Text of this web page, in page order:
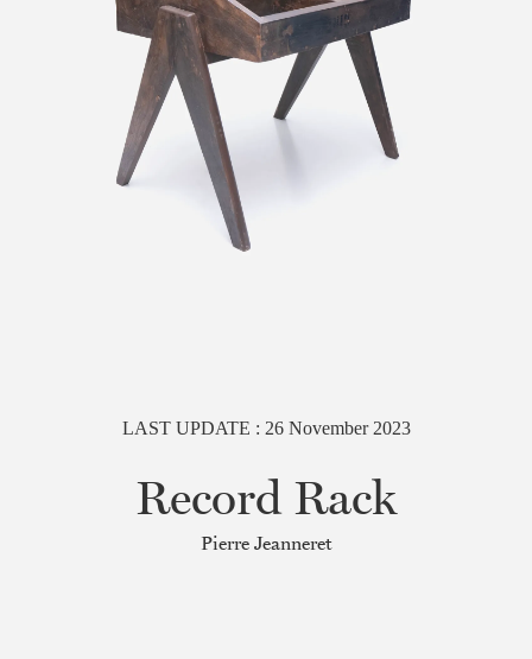
LAST UPDATE : 26 November 2023
Record Rack
Pierre Jeanneret